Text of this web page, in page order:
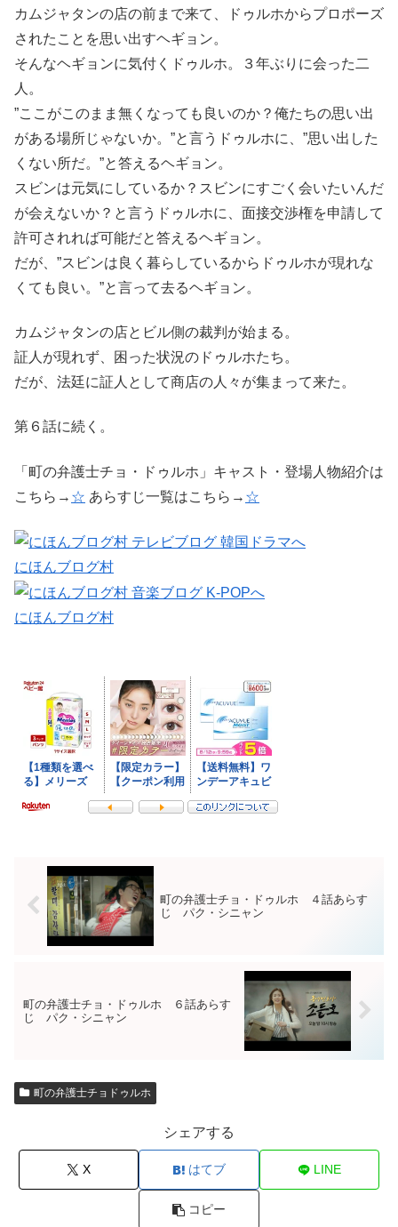
カムジャタンの店の前まで来て、ドゥルホからプロポーズ
されたことを思い出すヘギョン。
そんなヘギョンに気付くドゥルホ。３年ぶりに会った二
人。
”ここがこのまま無くなっても良いのか？俺たちの思い出
がある場所じゃないか。”と言うドゥルホに、”思い出した
くない所だ。”と答えるヘギョン。
スビンは元気にしているか？スビンにすごく会いたいんだ
が会えないか？と言うドゥルホに、面接交渉権を申請して
許可されれば可能だと答えるヘギョン。
だが、”スビンは良く暮らしているからドゥルホが現れな
くても良い。”と言って去るヘギョン。
カムジャタンの店とビル側の裁判が始まる。
証人が現れず、困った状況のドゥルホたち。
だが、法廷に証人として商店の人々が集まって来た。
第６話に続く。
「町の弁護士チョ・ドゥルホ」キャスト・登場人物紹介は
こちら→ ☆ あらすじ一覧はこちら→ ☆
にほんブログ村
にほんブログ村
町の弁護士チョ・ドゥルホ ４話あらす
じ パク・シニャン
町の弁護士チョ・ドゥルホ ６話あらす
じ パク・シニャン
町の弁護士チョドゥルホ
シェアする
X はてブ LINE
コピー